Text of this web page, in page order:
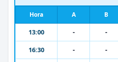
Hora A B
13:00 - -
16:30
- -